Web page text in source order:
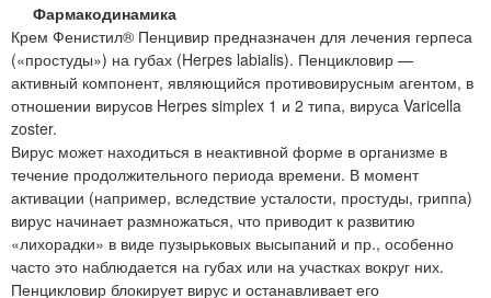
Фармакодинамика
Крем Фенистил® Пенцивир предназначен для лечения герпеса
(«простуды») на губах (Herpes labialis). Пенцикловир —
активный компонент, являющийся противовирусным агентом, в
отношении вирусов Herpes simplex 1 и 2 типа, вируса Varicella
zoster.
Вирус может находиться в неактивной форме в организме в
течение продолжительного периода времени. В момент
активации (например, вследствие усталости, простуды, гриппа)
вирус начинает размножаться, что приводит к развитию
«лихорадки» в виде пузырьковых высыпаний и пр., особенно
часто это наблюдается на губах или на участках вокруг них.
Пенцикловир блокирует вирус и останавливает его